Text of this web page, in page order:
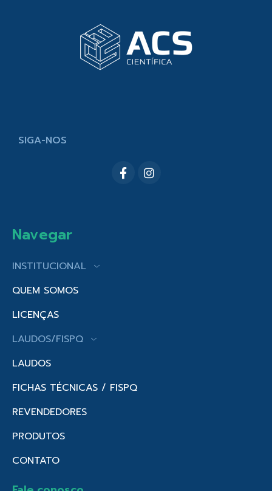
SIGA-NOS
Navegar
INSTITUCIONAL
QUEM SOMOS
LICENÇAS
LAUDOS/FISPQ
LAUDOS
FICHAS TÉCNICAS / FISPQ
REVENDEDORES
PRODUTOS
CONTATO